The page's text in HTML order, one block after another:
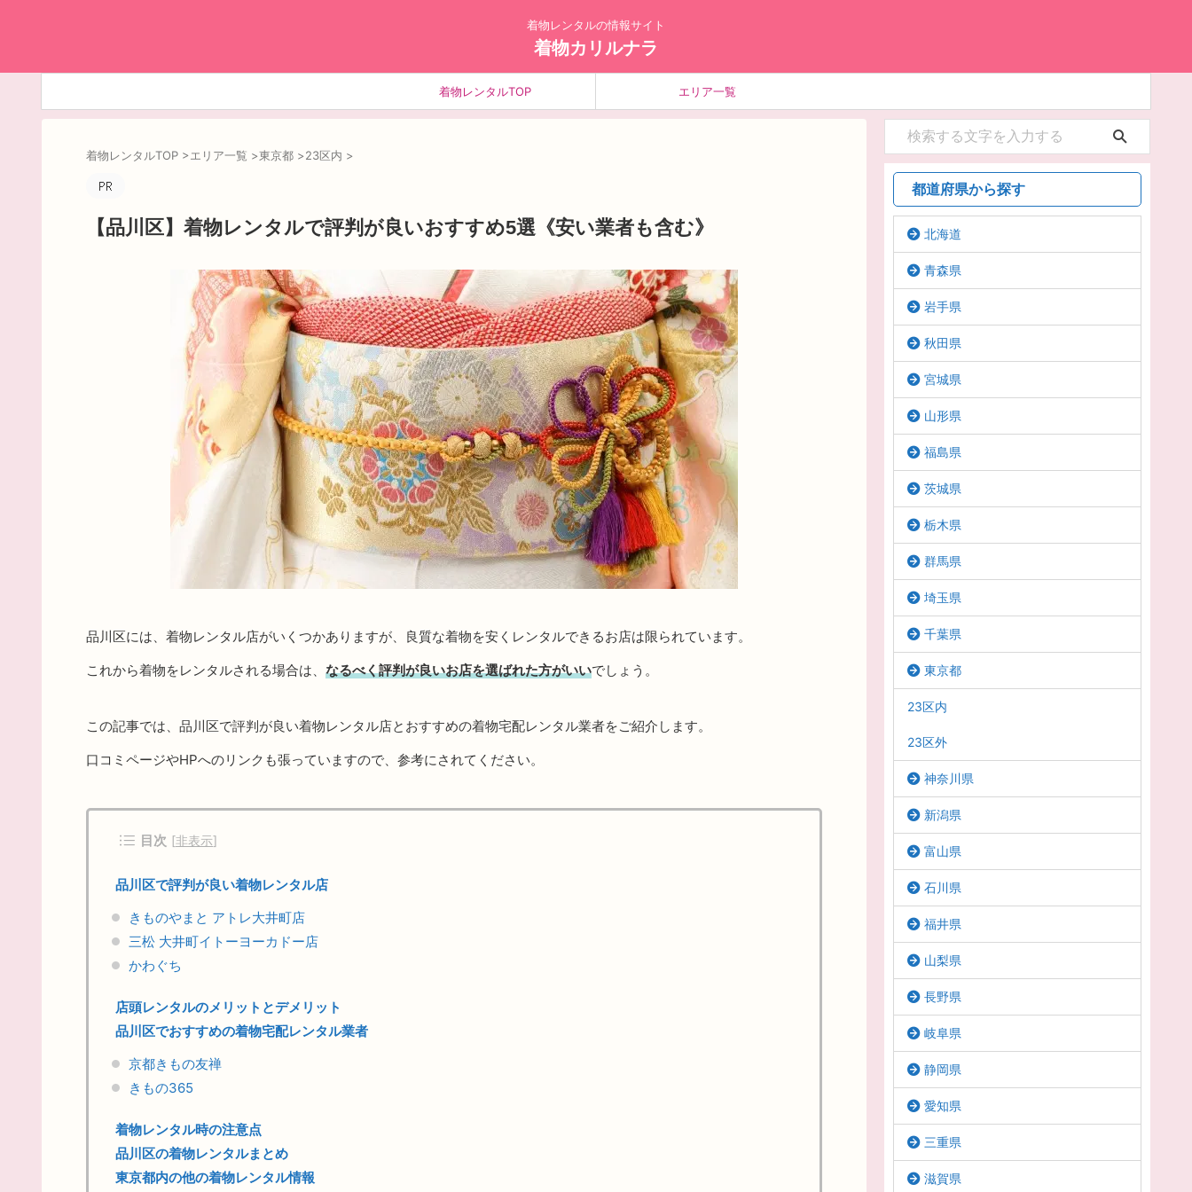
着物レンタルの情報サイト
着物カリルナラ
着物レンタルTOP エリア一覧
着物レンタルTOP >エリア一覧 >東京都 >23区内 >
【品川区】着物レンタルで評判が良いおすすめ5選《安い業者も含む》
品川区には、着物レンタル店がいくつかありますが、良質な着物を安くレンタルできるお店は限られています。
これから着物をレンタルされる場合は、 なるべく評判が良いお店を選ばれた方がいいでしょう。
この記事では、品川区で評判が良い着物レンタル店とおすすめの着物宅配レンタル業者をご紹介します。
口コミページやHPへのリンクも張っていますので、参考にされてください。
目次 [非表示]
品川区で評判が良い着物レンタル店
きものやまと アトレ大井町店
三松 大井町イトーヨーカドー店
かわぐち
店頭レンタルのメリットとデメリット
品川区でおすすめの着物宅配レンタル業者
京都きもの友禅
きもの365
着物レンタル時の注意点
品川区の着物レンタルまとめ
東京都内の他の着物レンタル情報
都道府県から探す
北海道
青森県
岩手県
秋田県
宮城県
山形県
福島県
茨城県
栃木県
群馬県
埼玉県
千葉県
東京都
23区内
23区外
神奈川県
新潟県
富山県
石川県
福井県
山梨県
長野県
岐阜県
静岡県
愛知県
三重県
滋賀県